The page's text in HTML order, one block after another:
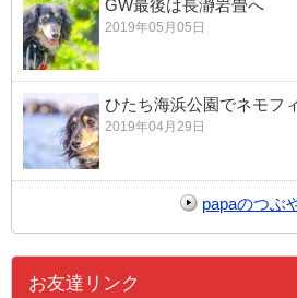
GW最後は長瀞岩畳へ
2019年05月05日
ひたち海浜公園でネモフ
2019年04月29日
papaのつぶ
お友達リンク